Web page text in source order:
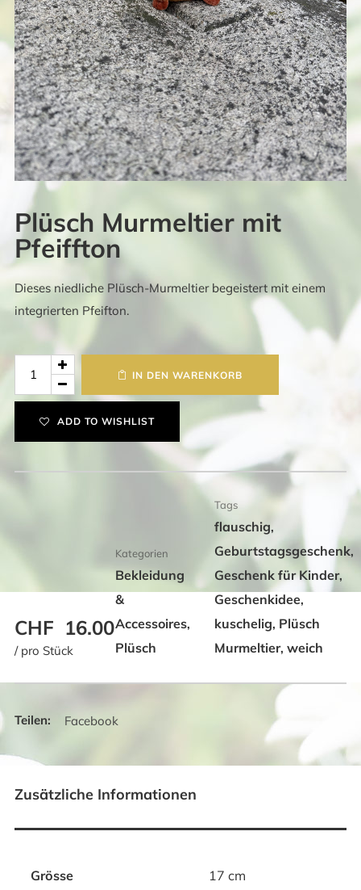
Plüsch Murmeltier mit
Pfeiffton
Dieses niedliche Plüsch-Murmeltier begeistert mit einem
integrierten Pfeifton.
Murmeltier
IN DEN WARENKORB
ADD TO WISHLIST
CHF 16.00
/ pro Stück
Kategorien
Bekleidung
&
Accessoires,
Plüsch
Tags
flauschig,
Geburtstagsgeschenk,
Geschenk für Kinder,
Geschenkidee,
kuschelig, Plüsch
Murmeltier, weich
Facebook
Zusätzliche Informationen
Grösse 17 cm